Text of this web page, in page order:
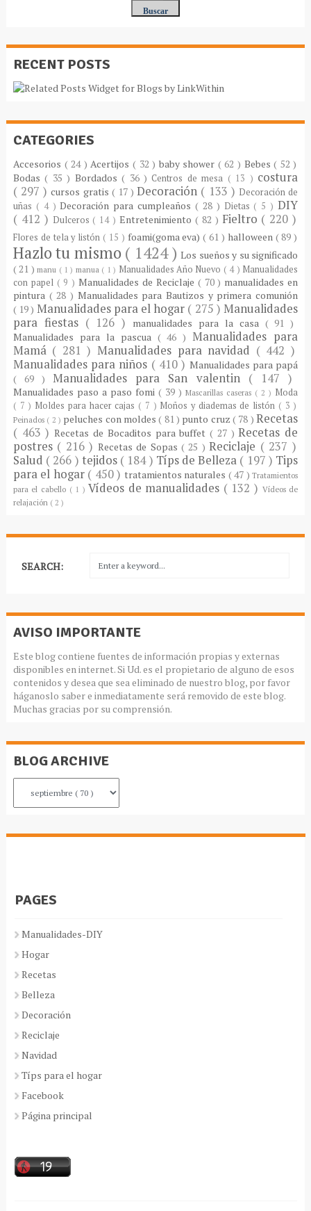
RECENT POSTS
CATEGORIES
Accesorios ( 24 ) Acertijos ( 32 ) baby shower ( 62 ) Bebes( 52 )
Bodas( 35 ) Bordados( 36 ) Centros de mesa ( 13 ) costura
( 297 )cursos gratis ( 17 )Decoración ( 133 ) Decoración de
uñas ( 4 )Decoración para cumpleaños( 28 ) Dietas ( 5 )DIY
( 412 ) Dulceros ( 14 )Entretenimiento ( 82 ) Fieltro ( 220 )
Flores de tela y listón ( 15 ) foami(goma eva)( 61 ) halloween ( 89 )
Hazlo tu mismo ( 1424 )Los sueños y su significado
( 21 )manu ( 1 ) manua ( 1 ) Manualidades Año Nuevo ( 4 ) Manualidades
con papel ( 9 )Manualidades de Reciclaje ( 70 ) manualidades en
pintura ( 28 ) Manualidades para Bautizos y primera comunión
( 19 ) Manualidades para el hogar ( 275 )Manualidades
para fiestas ( 126 ) manualidades para la casa ( 91 )
Manualidades para la pascua ( 46 ) Manualidades para
Mamá ( 281 ) Manualidades para navidad ( 442 )
Manualidades para niños ( 410 ) Manualidades para papá
( 69 ) Manualidades para San valentin ( 147 )
Manualidades paso a paso fomi ( 39 )Mascarillas caseras ( 2 ) Moda
( 7 ) Moldes para hacer cajas ( 7 ) Moños y diademas de listón ( 3 )
Peinados ( 2 ) peluches con moldes( 81 ) punto cruz( 78 )Recetas
( 463 )Recetas de Bocaditos para buffet( 27 )Recetas de
postres ( 216 ) Recetas de Sopas( 25 )Reciclaje ( 237 )
Salud ( 266 ) tejidos ( 184 ) Típs de Belleza ( 197 ) Tips
para el hogar ( 450 ) tratamientos naturales ( 47 )Tratamientos
para el cabello ( 1 ) Vídeos de manualidades ( 132 ) Vídeos de
relajación ( 2 )
SEARCH:
AVISO IMPORTANTE
Este blog contiene fuentes de información propias y externas
disponibles en internet. Si Ud. es el propietario de alguno de esos
contenidos y desea que sea eliminado de nuestro blog, por favor
háganoslo saber e inmediatamente será removido de este blog.
Muchas gracias por su comprensión.
BLOG ARCHIVE
PAGES
Manualidades-DIY
Hogar
Recetas
Belleza
Decoración
Reciclaje
Navidad
Típs para el hogar
Facebook
Página principal